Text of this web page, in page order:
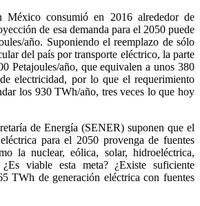
México consumió en 2016 alrededor de
de esa demanda para el 2050 puede
año. Suponiendo el reemplazo de sólo
del país por transporte eléctrico, la parte
Petajoules/año, que equivalen a unos 380
electricidad, por lo que el requerimiento
los 930 TWh/año, tres veces lo que hoy
de Energía (SENER) suponen que el
para el 2050 provenga de fuentes
la nuclear, eólica, solar, hidroeléctrica,
viable esta meta? ¿Existe suficiente
TWh de generación eléctrica con fuentes